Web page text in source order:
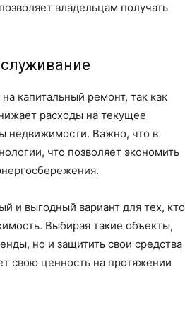
владельцам получать
капитальный ремонт, так как
расходы на текущее
недвижимости. Важно, что в
что позволяет экономить
и выгодный вариант для тех, кто
Выбирая такие объекты,
но и защитить свои средства
свою ценность на протяжении